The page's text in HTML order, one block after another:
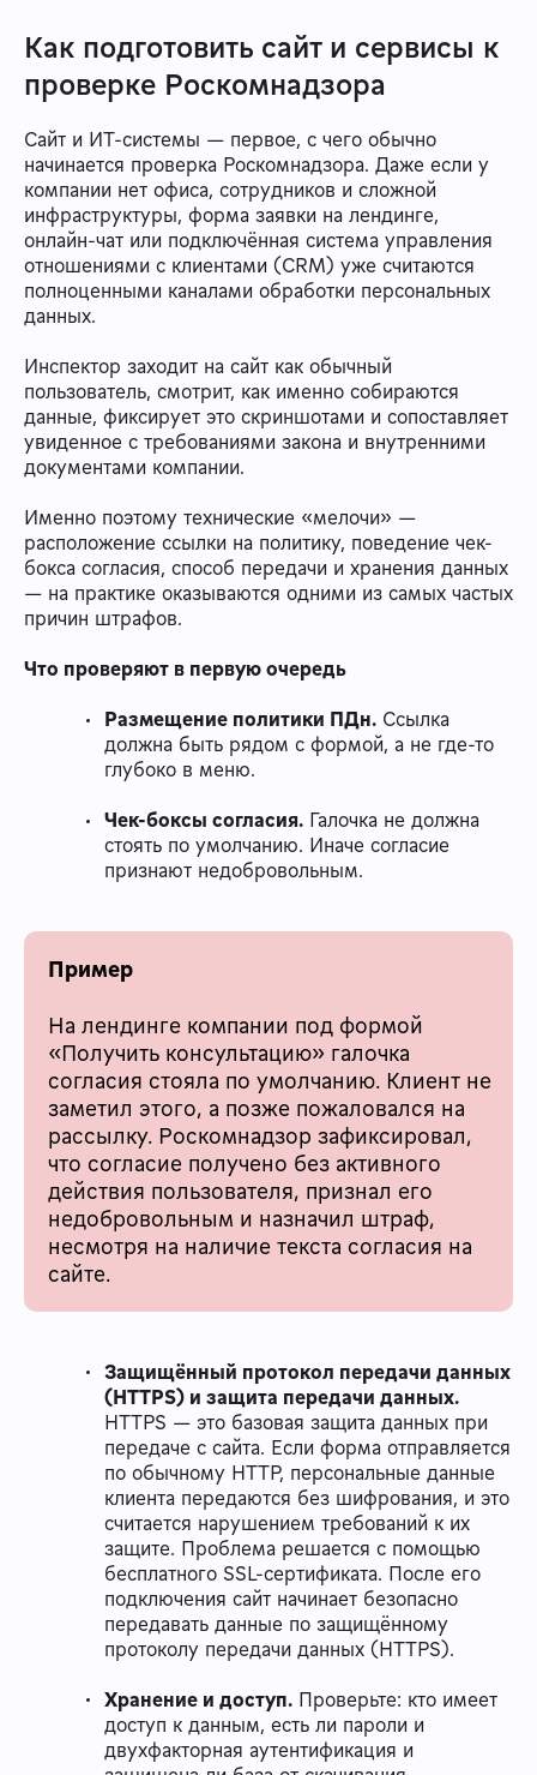
Как подготовить сайт и сервисы к
проверке Роскомнадзора
Сайт и ИТ-системы — первое, с чего обычно
начинается проверка Роскомнадзора. Даже если у
компании нет офиса, сотрудников и сложной
инфраструктуры, форма заявки на лендинге,
онлайн-чат или подключённая система управления
отношениями с клиентами (CRM) уже считаются
полноценными каналами обработки персональных
данных.
Инспектор заходит на сайт как обычный
пользователь, смотрит, как именно собираются
данные, фиксирует это скриншотами и сопоставляет
увиденное с требованиями закона и внутренними
документами компании.
Именно поэтому технические «мелочи» —
расположение ссылки на политику, поведение чек-
бокса согласия, способ передачи и хранения данных
— на практике оказываются одними из самых частых
причин штрафов.
Что проверяют в первую очередь
Размещение политики ПДн. Ссылка
должна быть рядом с формой, а не где-то
глубоко в меню.
Чек-боксы согласия. Галочка не должна
стоять по умолчанию. Иначе согласие
признают недобровольным.
Пример
На лендинге компании под формой
«Получить консультацию» галочка
согласия стояла по умолчанию. Клиент не
заметил этого, а позже пожаловался на
рассылку. Роскомнадзор зафиксировал,
что согласие получено без активного
действия пользователя, признал его
недобровольным и назначил штраф,
несмотря на наличие текста согласия на
сайте.
Защищённый протокол передачи данных
(HTTPS) и защита передачи данных.
HTTPS — это базовая защита данных при
передаче с сайта. Если форма отправляется
по обычному HTTP, персональные данные
клиента передаются без шифрования, и это
считается нарушением требований к их
защите. Проблема решается с помощью
бесплатного SSL-сертификата. После его
подключения сайт начинает безопасно
передавать данные по защищённому
протоколу передачи данных (HTTPS).
Хранение и доступ. Проверьте: кто имеет
доступ к данным, есть ли пароли и
двухфакторная аутентификация и